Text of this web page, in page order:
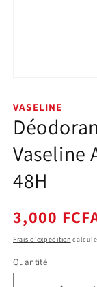
média
1
dans
une
modale
VASELINE
Vaseline
48H
Prix
habituel
3,000
Frais d'expédition
Quantité
Quantité